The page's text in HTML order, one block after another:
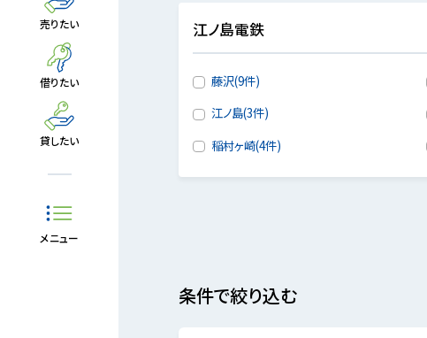
売りたい
借りたい
貸したい
メニュー
江ノ島電鉄
藤沢(9件)
江ノ島(3件)
稲村ヶ崎(4件)
条件で絞り込む